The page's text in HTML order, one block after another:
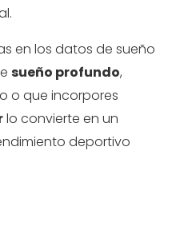
en los datos de sueño
sueño profundo,
o que incorpores
lo convierte en un
deportivo